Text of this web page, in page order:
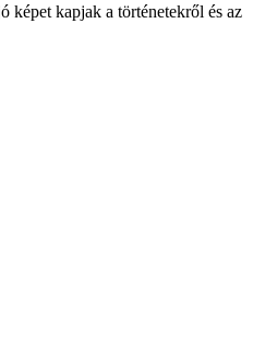
képet kapjak a történetekről és az